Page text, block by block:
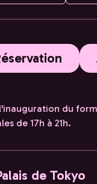
du
de 17h à 21h.
de Tokyo